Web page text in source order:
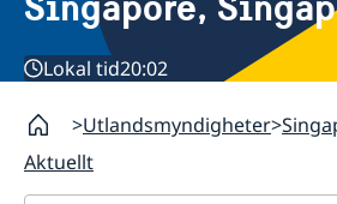
Lokal tid20:02
Utlandsmyndigheter
Aktuellt